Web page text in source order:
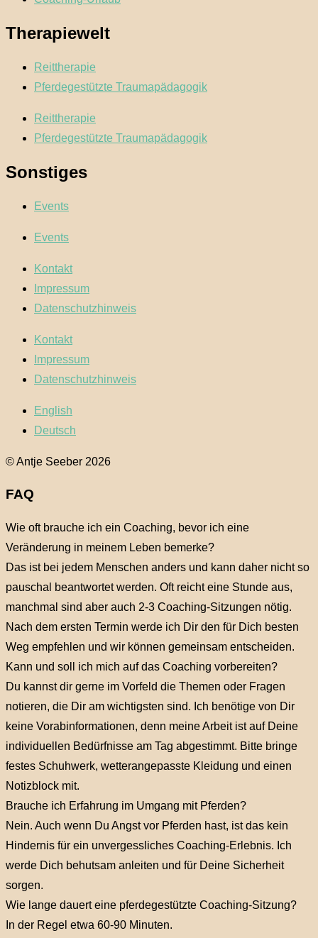
Therapiewelt
Reittherapie
Pferdegestützte Traumapädagogik
Reittherapie
Pferdegestützte Traumapädagogik
Sonstiges
Events
Events
Kontakt
Impressum
Datenschutzhinweis
Kontakt
Impressum
Datenschutzhinweis
English
Deutsch
© Antje Seeber 2026
FAQ
Wie oft brauche ich ein Coaching, bevor ich eine
Veränderung in meinem Leben bemerke?
Das ist bei jedem Menschen anders und kann daher nicht so
pauschal beantwortet werden. Oft reicht eine Stunde aus,
manchmal sind aber auch 2-3 Coaching-Sitzungen nötig.
Nach dem ersten Termin werde ich Dir den für Dich besten
Weg empfehlen und wir können gemeinsam entscheiden.
Kann und soll ich mich auf das Coaching vorbereiten?
Du kannst dir gerne im Vorfeld die Themen oder Fragen
notieren, die Dir am wichtigsten sind. Ich benötige von Dir
keine Vorabinformationen, denn meine Arbeit ist auf Deine
individuellen Bedürfnisse am Tag abgestimmt. Bitte bringe
festes Schuhwerk, wetterangepasste Kleidung und einen
Notizblock mit.
Brauche ich Erfahrung im Umgang mit Pferden?
Nein. Auch wenn Du Angst vor Pferden hast, ist das kein
Hindernis für ein unvergessliches Coaching-Erlebnis. Ich
werde Dich behutsam anleiten und für Deine Sicherheit
sorgen.
Wie lange dauert eine pferdegestützte Coaching-Sitzung?
In der Regel etwa 60-90 Minuten.